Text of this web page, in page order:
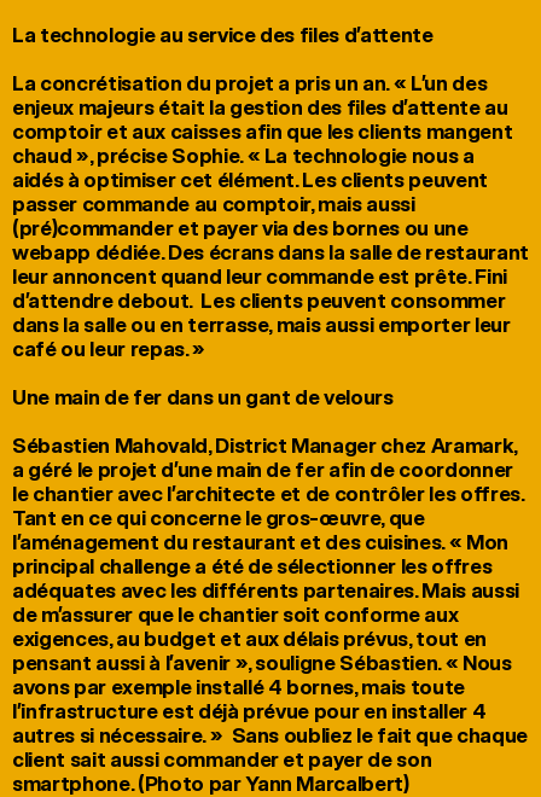
La technologie au service des files d’attente
La concrétisation du projet a pris un an. « L’un des
enjeux majeurs était la gestion des files d’attente au
comptoir et aux caisses afin que les clients mangent
chaud », précise Sophie. « La technologie nous a
aidés à optimiser cet élément. Les clients peuvent
passer commande au comptoir, mais aussi
(pré)commander et payer via des bornes ou une
webapp dédiée. Des écrans dans la salle de restaurant
leur annoncent quand leur commande est prête. Fini
d’attendre debout.  Les clients peuvent consommer
dans la salle ou en terrasse, mais aussi emporter leur
café ou leur repas. »
Une main de fer dans un gant de velours
Sébastien Mahovald, District Manager chez Aramark,
a géré le projet d’une main de fer afin de coordonner
le chantier avec l’architecte et de contrôler les offres.
Tant en ce qui concerne le gros-œuvre, que
l’aménagement du restaurant et des cuisines. « Mon
principal challenge a été de sélectionner les offres
adéquates avec les différents partenaires. Mais aussi
de m’assurer que le chantier soit conforme aux
exigences, au budget et aux délais prévus, tout en
pensant aussi à l’avenir », souligne Sébastien. « Nous
avons par exemple installé 4 bornes, mais toute
l’infrastructure est déjà prévue pour en installer 4
autres si nécessaire. »  Sans oubliez le fait que chaque
client sait aussi commander et payer de son
smartphone. (Photo par Yann Marcalbert)